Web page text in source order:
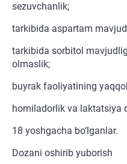
sezuvchanlik;
tarkibida aspartam
tarkibida sorbitol
olmaslik;
buyrak faoliyatining
homiladorlik va laktatsiya
18 yoshgacha bo‘lganlar.
Dozani oshirib yuborish